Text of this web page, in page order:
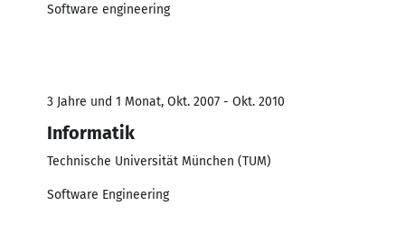
Software engineering
3 Jahre und 1 Monat, Okt. 2007 - Okt. 2010
Informatik
Technische Universität München (TUM)
Software Engineering